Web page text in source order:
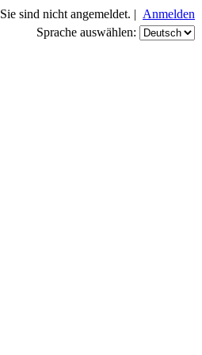
Sie sind nicht angemeldet. | Anmelden
Sprache auswählen: